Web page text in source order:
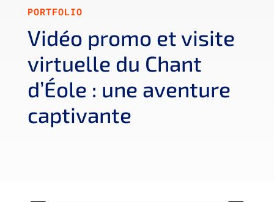
PORTFOLIO
Vidéo promo et visite
virtuelle du Chant
d’Éole : une aventure
captivante